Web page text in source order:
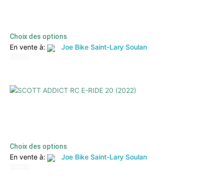
Choix des options
En vente à: Joe Bike Saint-Lary Soulan
5
Choix des options
En vente à: Joe Bike Saint-Lary Soulan